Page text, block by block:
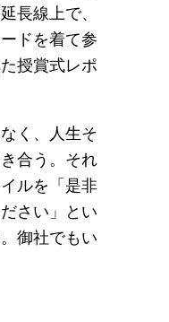
長線上で、
ドを着て参
授賞式レポ
く、人生そ
合う。それ
ルを「是非
さい」とい
御社でもい